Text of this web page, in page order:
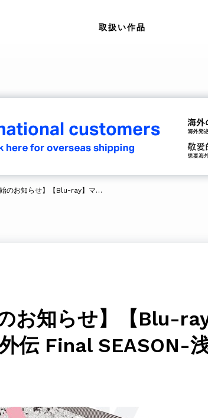
取扱い作品
【発送開始のお知らせ】【Blu-ray】マギアレコード 魔法少女まどか☆マギカ外伝 Final SEASON-浅き夢の暁- 2【完全生産限定版】
のお知らせ】【Blu-
伝 Final SEASON-